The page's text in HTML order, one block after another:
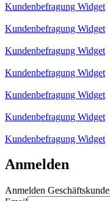
Kundenbefragung Widget
Kundenbefragung Widget
Kundenbefragung Widget
Kundenbefragung Widget
Kundenbefragung Widget
Kundenbefragung Widget
Kundenbefragung Widget
Anmelden
Anmelden Geschäftskunde